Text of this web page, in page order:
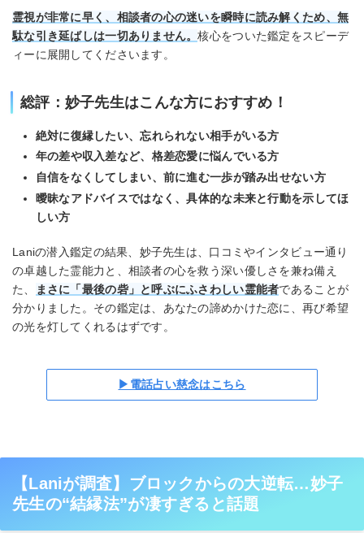
霊視が非常に早く、相談者の心の迷いを瞬時に読み解くため、無
駄な引き延ばしは一切ありません。核心をついた鑑定をスピーデ
ィーに展開してくださいます。
総評：妙子先生はこんな方におすすめ！
絶対に復縁したい、忘れられない相手がいる方
年の差や収入差など、格差恋愛に悩んでいる方
自信をなくしてしまい、前に進む一歩が踏み出せない方
曖昧なアドバイスではなく、具体的な未来と行動を示してほ
しい方
Laniの潜入鑑定の結果、妙子先生は、口コミやインタビュー通り
の卓越した霊能力と、相談者の心を救う深い優しさを兼ね備え
た、
まさに「最後の砦」と呼ぶにふさわしい霊能者であることが
分かりました。その鑑定は、あなたの諦めかけた恋に、再び希望
の光を灯してくれるはずです。
▶電話占い慈念はこちら
【Laniが調査】ブロックからの大逆転…妙子
先生の“結縁法”が凄すぎると話題